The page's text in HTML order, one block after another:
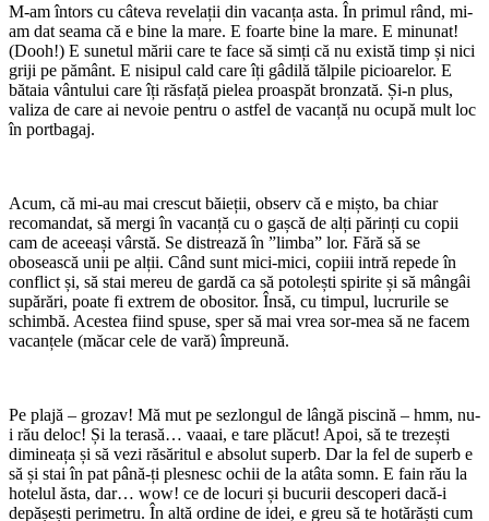
M-am întors cu câteva revelații din vacanța asta. În primul rând, mi-
am dat seama că e bine la mare. E foarte bine la mare. E minunat!
(Dooh!) E sunetul mării care te face să simți că nu există timp și nici
griji pe pământ. E nisipul cald care îți gâdilă tălpile picioarelor. E
bătaia vântului care îți răsfață pielea proaspăt bronzată. Și-n plus,
valiza de care ai nevoie pentru o astfel de vacanță nu ocupă mult loc
în portbagaj.
Acum, că mi-au mai crescut băieții, observ că e mișto, ba chiar
recomandat, să mergi în vacanță cu o gașcă de alți părinți cu copii
cam de aceeași vârstă. Se distrează în ”limba” lor. Fără să se
obosească unii pe alții. Când sunt mici-mici, copiii intră repede în
conflict și, să stai mereu de gardă ca să potolești spirite și să mângâi
supărări, poate fi extrem de obositor. Însă, cu timpul, lucrurile se
schimbă. Acestea fiind spuse, sper să mai vrea sor-mea să ne facem
vacanțele (măcar cele de vară) împreună.
Pe plajă – grozav! Mă mut pe sezlongul de lângă piscină – hmm, nu-
i rău deloc! Și la terasă… vaaai, e tare plăcut! Apoi, să te trezești
dimineața și să vezi răsăritul e absolut superb. Dar la fel de superb e
să și stai în pat până-ți plesnesc ochii de la atâta somn. E fain rău la
hotelul ăsta, dar… wow! ce de locuri și bucurii descoperi dacă-i
depășești perimetru. În altă ordine de idei, e greu să te hotărăști cum